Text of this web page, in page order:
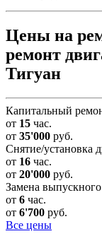
Цены на
ремонт
Тигуан
Капитальный
от 15 час.
от 35'000 руб.
Снятие/установка
от 16 час.
от 20'000 руб.
Замена
от 6 час.
от 6'700 руб.
Все цены